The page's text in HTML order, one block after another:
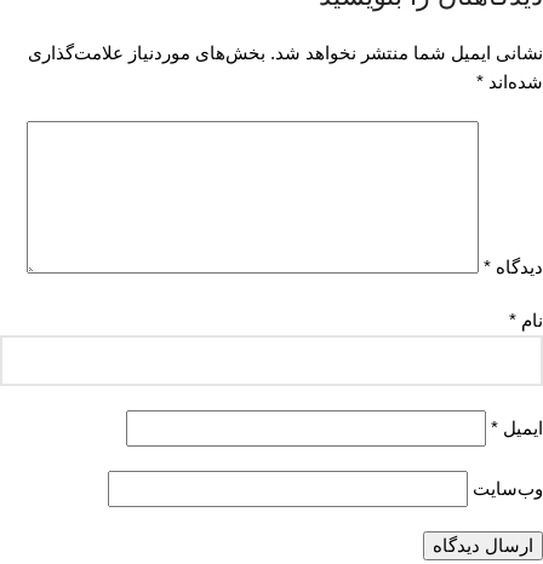
نشانی ایمیل شما منتشر نخواهد شد. بخش‌های موردنیاز علامت‌گذاری
شده‌اند *
دیدگاه *
نام *
ایمیل *
وب‌سایت